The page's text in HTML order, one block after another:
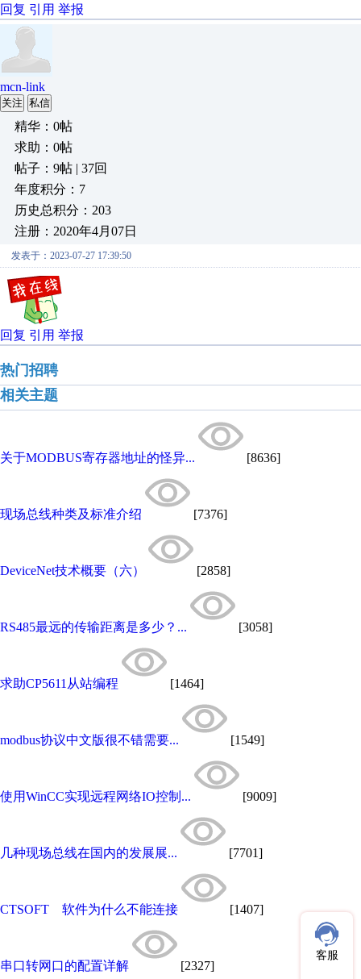
回复 引用 举报
mcn-link
关注 私信
精华：0帖
求助：0帖
帖子：9帖 | 37回
年度积分：7
历史总积分：203
注册：2020年4月07日
发表于：2023-07-27 17:39:50
回复 引用 举报
热门招聘
相关主题
关于MODBUS寄存器地址的怪异... [8636]
现场总线种类及标准介绍 [7376]
DeviceNet技术概要（六） [2858]
RS485最远的传输距离是多少？... [3058]
求助CP5611从站编程 [1464]
modbus协议中文版很不错需要... [1549]
使用WinCC实现远程网络IO控制... [9009]
几种现场总线在国内的发展展... [7701]
CTSOFT 软件为什么不能连接 [1407]
串口转网口的配置详解 [2327]
客服